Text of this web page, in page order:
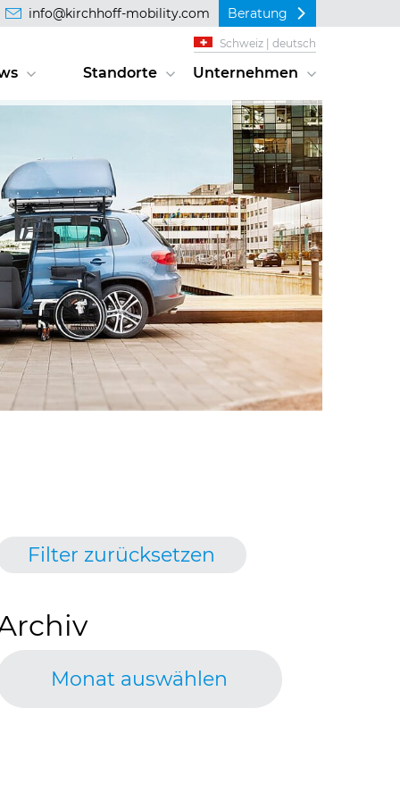
info@kirchhoff-mobility.com Beratung
Standorte Unternehmen
Schweiz | deutsch
Filter zurücksetzen
Monat auswählen